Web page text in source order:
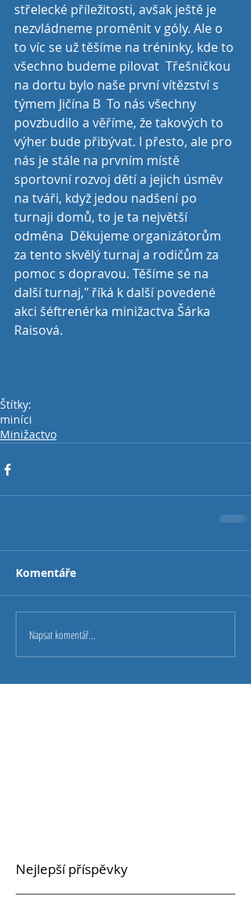
střelecké příležitosti, avšak ještě je
nezvládneme proměnit v góly. Ale o
to víc se už těšíme na tréninky, kde to
všechno budeme pilovat  Třešničkou
na dortu bylo naše první vítězství s
týmem Jičína B  To nás všechny
povzbudilo a věříme, že takových to
výher bude přibývat. I přesto, ale pro
nás je stále na prvním místě
sportovní rozvoj dětí a jejich úsměv
na tváři, když jedou nadšení po
turnaji domů, to je ta největší
odměna  Děkujeme organizátorům
za tento skvělý turnaj a rodičům za
pomoc s dopravou. Těšíme se na
další turnaj," říká k další povedené
akci šéftrenérka minižactva Šárka
Raisová.
Štítky:
miníci
Minižactvo
Komentáře
Napsat komentář...
Nejlepší příspěvky